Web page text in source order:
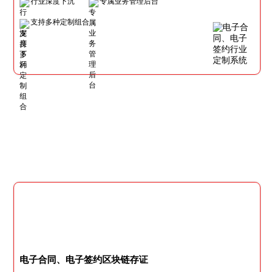
支持多种定制组合
电子合同、电子签约区块链存证